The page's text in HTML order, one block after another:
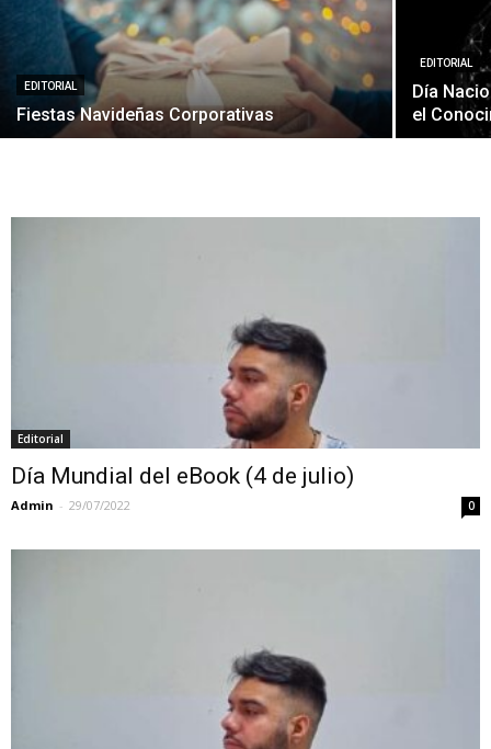
EDITORIAL
Fiestas Navideñas Corporativas
EDITORIAL
Día
el
Editorial
Día Mundial del eBook (4 de julio)
Admin - 29/07/2022 0